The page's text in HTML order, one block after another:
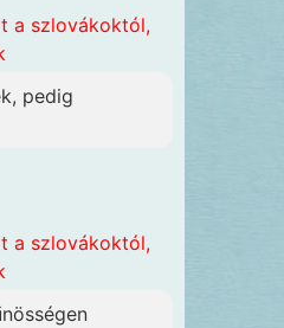
a szlovákoktól,
pedig
a szlovákoktól,